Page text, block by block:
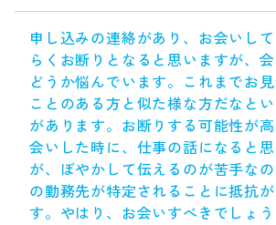
申し込みの連絡があり、お会いし
らくお断りとなると思いますが、
どうか悩んでいます。これまでお
ことのある方と似た様な方だなと
があります。お断りする可能性が
会いした時に、仕事の話になると
が、ぼやかして伝えるのが苦手な
の勤務先が特定されることに抵抗
す。やはり、お会いすべきでしょう